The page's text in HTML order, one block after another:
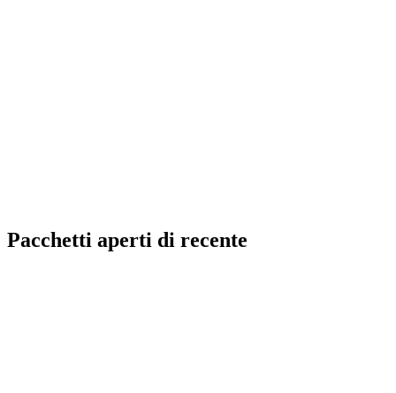
Pacchetti aperti di recente